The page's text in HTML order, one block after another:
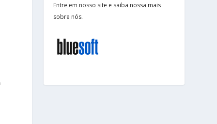
Entre em nosso site e saiba nossa mais
sobre nós.